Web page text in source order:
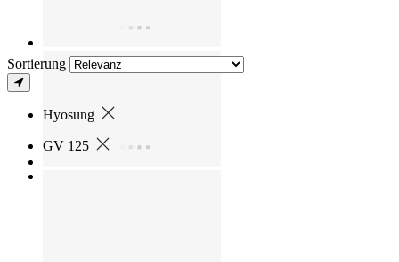
Sortierung
Hyosung
GV 125